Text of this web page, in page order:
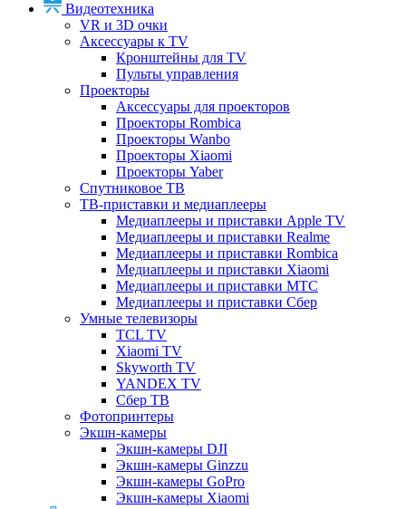
Видеотехника
VR и 3D очки
Аксессуары к TV
Кронштейны для TV
Пульты управления
Проекторы
Аксессуары для проекторов
Проекторы Rombica
Проекторы Wanbo
Проекторы Xiaomi
Проекторы Yaber
Спутниковое ТВ
ТВ-приставки и медиаплееры
Медиаплееры и приставки Apple TV
Медиаплееры и приставки Realme
Медиаплееры и приставки Rombica
Медиаплееры и приставки Xiaomi
Медиаплееры и приставки МТС
Медиаплееры и приставки Сбер
Умные телевизоры
TCL TV
Xiaomi TV
Skyworth TV
YANDEX TV
Сбер ТВ
Фотопринтеры
Экшн-камеры
Экшн-камеры DJI
Экшн-камеры Ginzzu
Экшн-камеры GoPro
Экшн-камеры Xiaomi